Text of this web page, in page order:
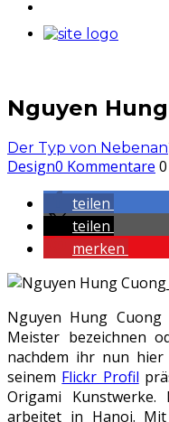
Nguyen
Der Typ von Nebenan
Design0 Kommentare 0
teilen
teilen
merken
Nguyen Hung
Meister bezeichnen
nachdem ihr nun
seinem Flickr Profil
Origami
arbeitet in Hanoi.